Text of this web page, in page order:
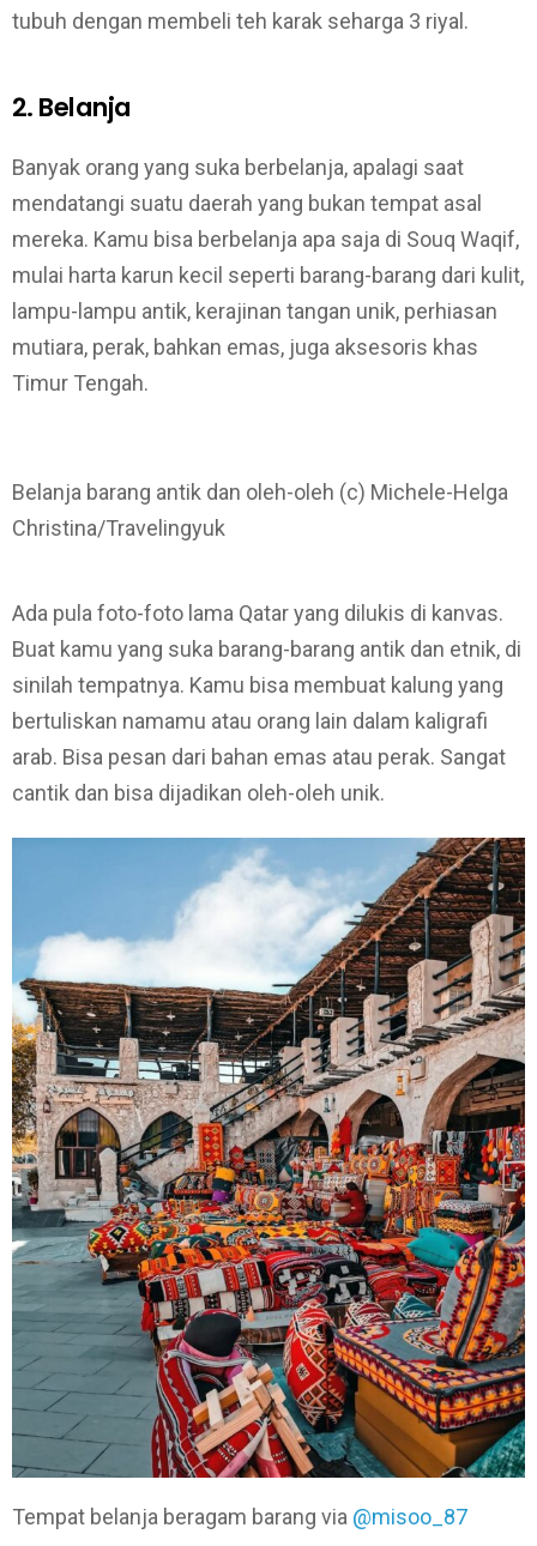
tubuh dengan membeli teh karak seharga 3 riyal.
2. Belanja
Banyak orang yang suka berbelanja, apalagi saat
mendatangi suatu daerah yang bukan tempat asal
mereka. Kamu bisa berbelanja apa saja di Souq Waqif,
mulai harta karun kecil seperti barang-barang dari kulit,
lampu-lampu antik, kerajinan tangan unik, perhiasan
mutiara, perak, bahkan emas, juga aksesoris khas
Timur Tengah.
Belanja barang antik dan oleh-oleh (c) Michele-Helga
Christina/Travelingyuk
Ada pula foto-foto lama Qatar yang dilukis di kanvas.
Buat kamu yang suka barang-barang antik dan etnik, di
sinilah tempatnya. Kamu bisa membuat kalung yang
bertuliskan namamu atau orang lain dalam kaligrafi
arab. Bisa pesan dari bahan emas atau perak. Sangat
cantik dan bisa dijadikan oleh-oleh unik.
Tempat belanja beragam barang via @misoo_87